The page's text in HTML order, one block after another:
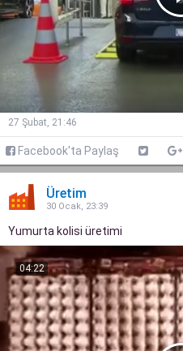
27 Şubat, 21:46
Facebook'ta Paylaş
Üretim
30 Ocak, 23:39
Yumurta kolisi üretimi
04:22